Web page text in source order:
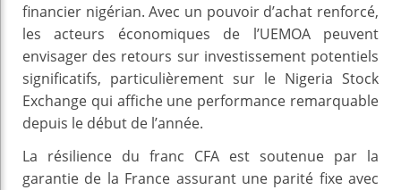
financier nigérian. Avec un pouvoir d’achat renforcé,
les acteurs économiques de l’UEMOA peuvent
envisager des retours sur investissement potentiels
significatifs, particulièrement sur le Nigeria Stock
Exchange qui affiche une performance remarquable
depuis le début de l’année.
La résilience du franc CFA est soutenue par la
garantie de la France assurant une parité fixe avec